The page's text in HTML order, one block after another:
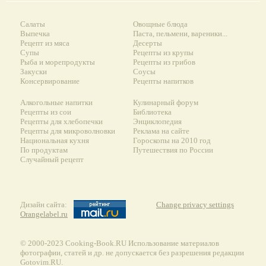
Салаты
Выпечка
Рецепт из мяса
Супы
Рыба и морепродукты
Закуски
Консервирование
Овощные блюда
Паста, пельмени, вареники...
Десерты
Рецепты из крупы
Рецепты из грибов
Соусы
Рецепты напитков
Алкогольные напитки
Рецепты из сои
Рецепты для хлебопечки
Рецепты для микроволновки
Национальная кухня
По продуктам
Случайный рецепт
Кулинарный форум
Библиотека
Энциклопедия
Реклама на сайте
Гороскопы на 2010 год
Путешествия по России
Дизайн сайта:
Orangelabel.ru
Change privacy settings
© 2000-2023 Сooking-Book.RU Использование материалов
фотографии, статей и др. не допускается без разрешения редакции
Gotovim.RU.